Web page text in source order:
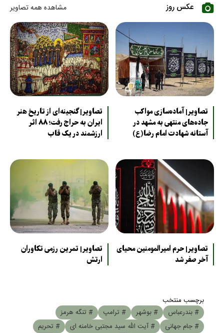
عکس روز مشاهده همه تصاویر
تصاویر| آماده‌سازی مواکب
جاده‌های منتهی به مشهد در
آستانه شهادت امام رضا(ع)
تصاویر| گنجینه‌ای از تاریخ هنر
ایران به حراج رفت؛ ۸۸ اثر
ارزشمند در یک قاب
تصاویر| حرم امیرالمومنین محیای
آخر صفر شد
تصاویر| تمرین رزمی تکاوران
ارتش
برچسب منتخب
# بندرعباس
# بوشهر # ترامپ
# تنگه هرمز
# جام جهانی
# آیت الله سید مجتبی خامنه ای
# تحریم